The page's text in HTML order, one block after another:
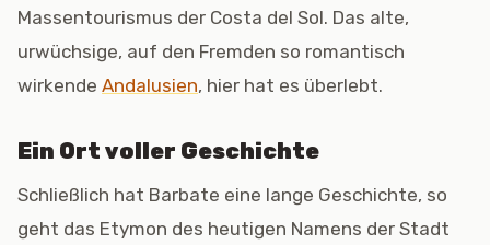
Massentourismus der Costa del Sol. Das alte,
urwüchsige, auf den Fremden so romantisch
wirkende Andalusien, hier hat es überlebt.
Ein Ort voller Geschichte
Schließlich hat Barbate eine lange Geschichte, so
geht das Etymon des heutigen Namens der Stadt